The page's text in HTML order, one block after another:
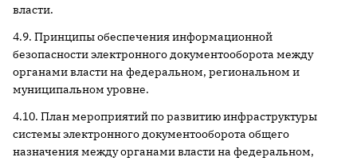
власти.
4.9. Принципы обеспечения информационной
безопасности электронного документооборота между
органами власти на федеральном, региональном и
муниципальном уровне.
4.10. План мероприятий по развитию инфраструктуры
системы электронного документооборота общего
назначения между органами власти на федеральном,